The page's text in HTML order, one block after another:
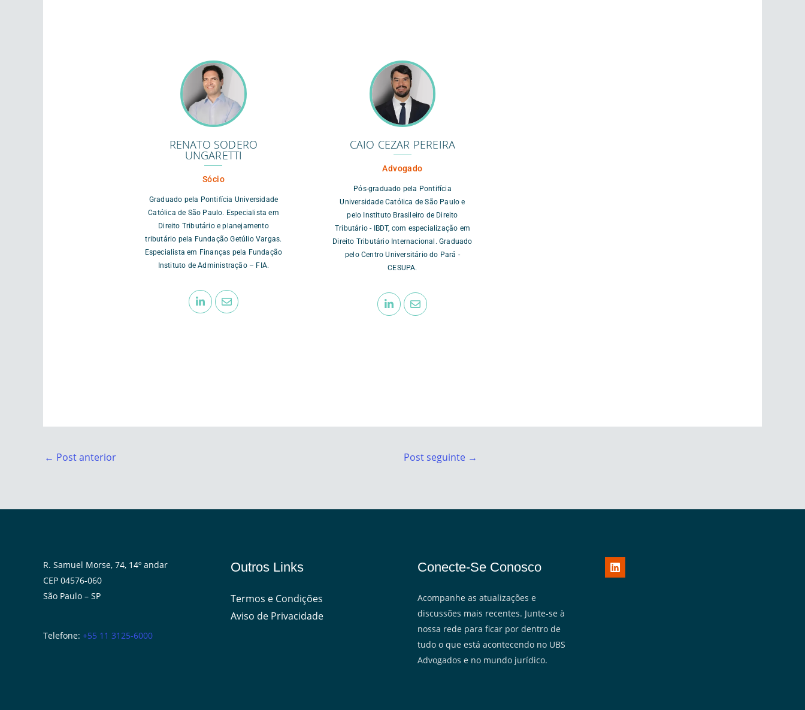
RENATO SODERO
UNGARETTI
Sócio
Graduado pela Pontifícia Universidade
Católica de São Paulo. Especialista em
Direito Tributário e planejamento
tributário pela Fundação Getúlio Vargas.
Especialista em Finanças pela Fundação
Instituto de Administração – FIA.
CAIO CEZAR PEREIRA
Advogado
Pós-graduado pela Pontifícia
Universidade Católica de São Paulo e
pelo Instituto Brasileiro de Direito
Tributário - IBDT, com especialização em
Direito Tributário Internacional. Graduado
pelo Centro Universitário do Pará -
CESUPA.
← Post anterior Post seguinte →
R. Samuel Morse, 74, 14º andar
CEP 04576-060
São Paulo – SP
Telefone: +55 11 3125-6000
Outros Links
Termos e Condições
Aviso de Privacidade
Conecte-Se Conosco
Acompanhe as atualizações e
discussões mais recentes. Junte-se à
nossa rede para ficar por dentro de
tudo o que está acontecendo no UBS
Advogados e no mundo jurídico.